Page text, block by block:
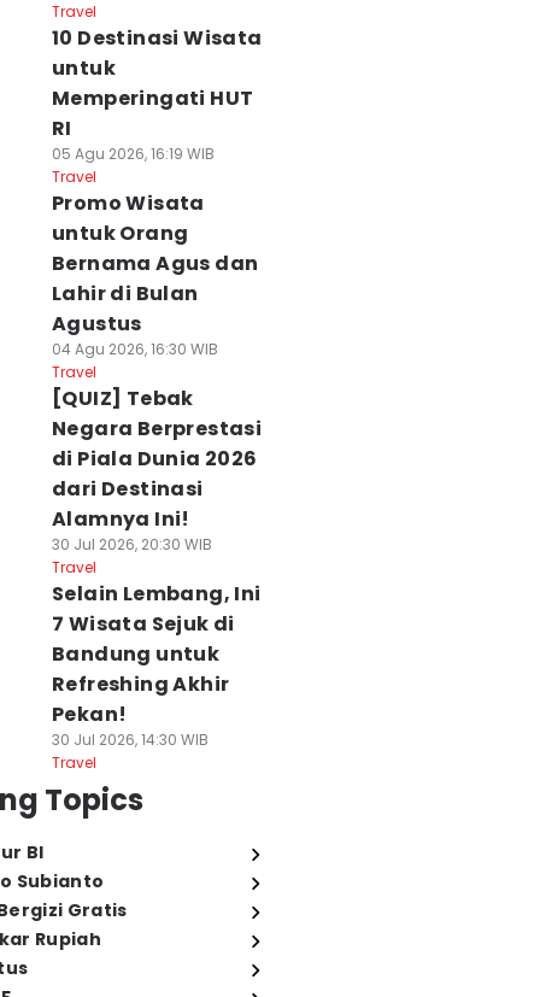
Travel
10 Destinasi Wisata
untuk
Memperingati HUT
RI
05 Agu 2026, 16:19 WIB
Travel
Promo Wisata
untuk Orang
Bernama Agus dan
Lahir di Bulan
Agustus
04 Agu 2026, 16:30 WIB
Travel
[QUIZ] Tebak
Negara Berprestasi
di Piala Dunia 2026
dari Destinasi
Alamnya Ini!
30 Jul 2026, 20:30 WIB
Travel
Selain Lembang, Ini
7 Wisata Sejuk di
Bandung untuk
Refreshing Akhir
Pekan!
30 Jul 2026, 14:30 WIB
Travel
Topics
BI
Subianto
Gratis
Rupiah